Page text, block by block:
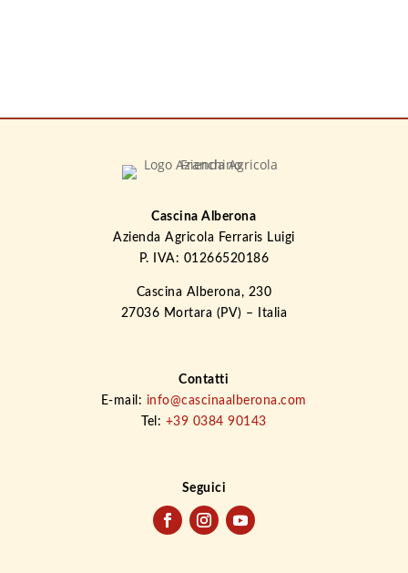
Cascina Alberona
Azienda Agricola Ferraris Luigi
P. IVA: 01266520186
Cascina Alberona, 230
27036 Mortara (PV) – Italia
Contatti
E-mail: info@cascinaalberona.com
Tel: +39 0384 90143
Seguici